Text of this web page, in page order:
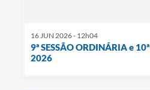
16 JUN 2026 - 12h04
9ª SESSÃO ORDINÁRIA e
2026